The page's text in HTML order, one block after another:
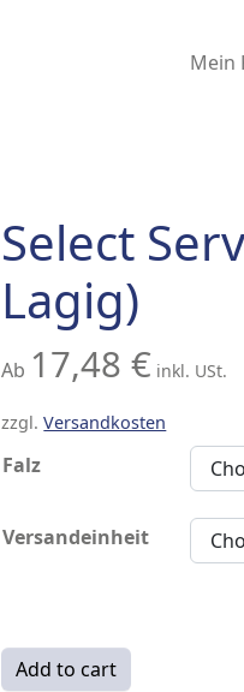
Mein
Select
Lagig)
Ab 17,48€ inkl. USt.
zzgl.Versandkosten
Falz
Versandeinheit
Select Servietten Large (2-
Add to cart